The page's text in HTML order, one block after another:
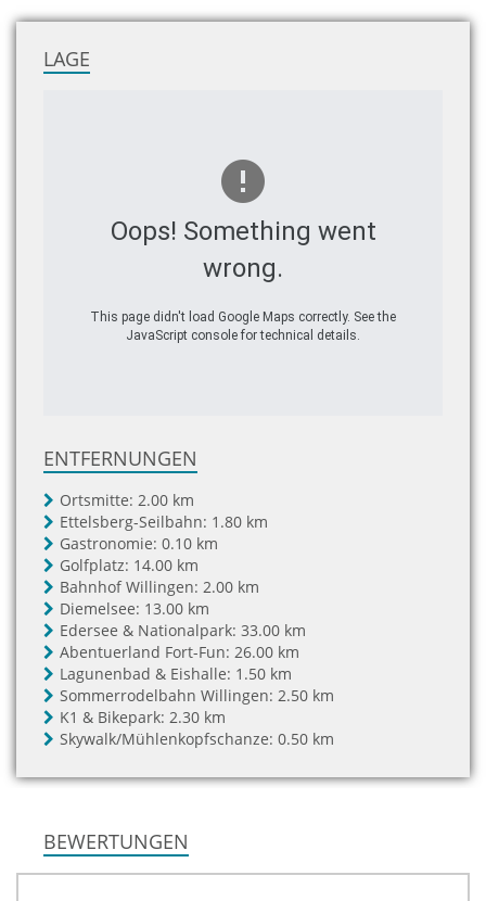
LAGE
Oops! Something went
wrong.
This page didn't load Google Maps correctly. See the
JavaScript console for technical details.
ENTFERNUNGEN
Ortsmitte: 2.00 km
Ettelsberg-Seilbahn: 1.80 km
Gastronomie: 0.10 km
Golfplatz: 14.00 km
Bahnhof Willingen: 2.00 km
Diemelsee: 13.00 km
Edersee & Nationalpark: 33.00 km
Abentuerland Fort-Fun: 26.00 km
Lagunenbad & Eishalle: 1.50 km
Sommerrodelbahn Willingen: 2.50 km
K1 & Bikepark: 2.30 km
Skywalk/Mühlenkopfschanze: 0.50 km
BEWERTUNGEN